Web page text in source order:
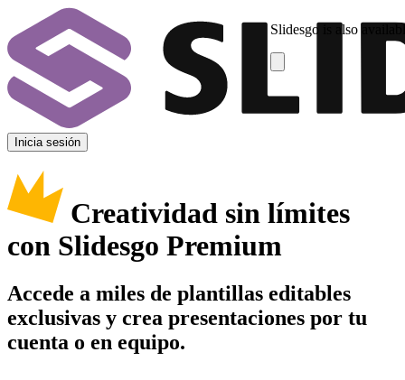
Slidesgo is also
Inicia sesión
Creatividad sin límites
con Slidesgo Premium
Accede a miles de plantillas editables
exclusivas y crea presentaciones por tu
cuenta o en equipo.